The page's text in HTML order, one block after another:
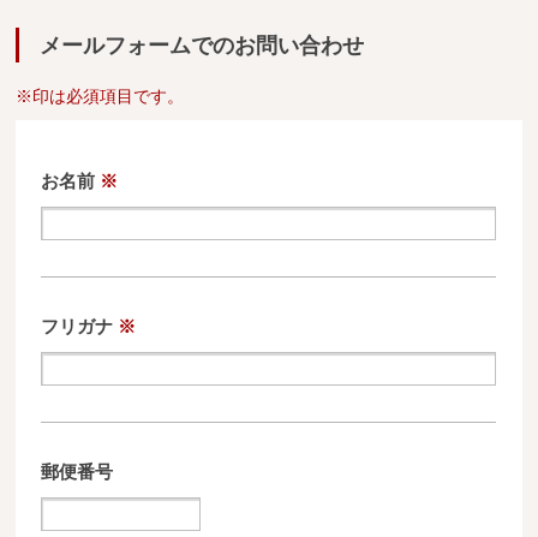
商品検索
銘木製品
メールフォームでのお問い合わせ
※印は必須項目です。
お名前 ※
フリガナ ※
郵便番号